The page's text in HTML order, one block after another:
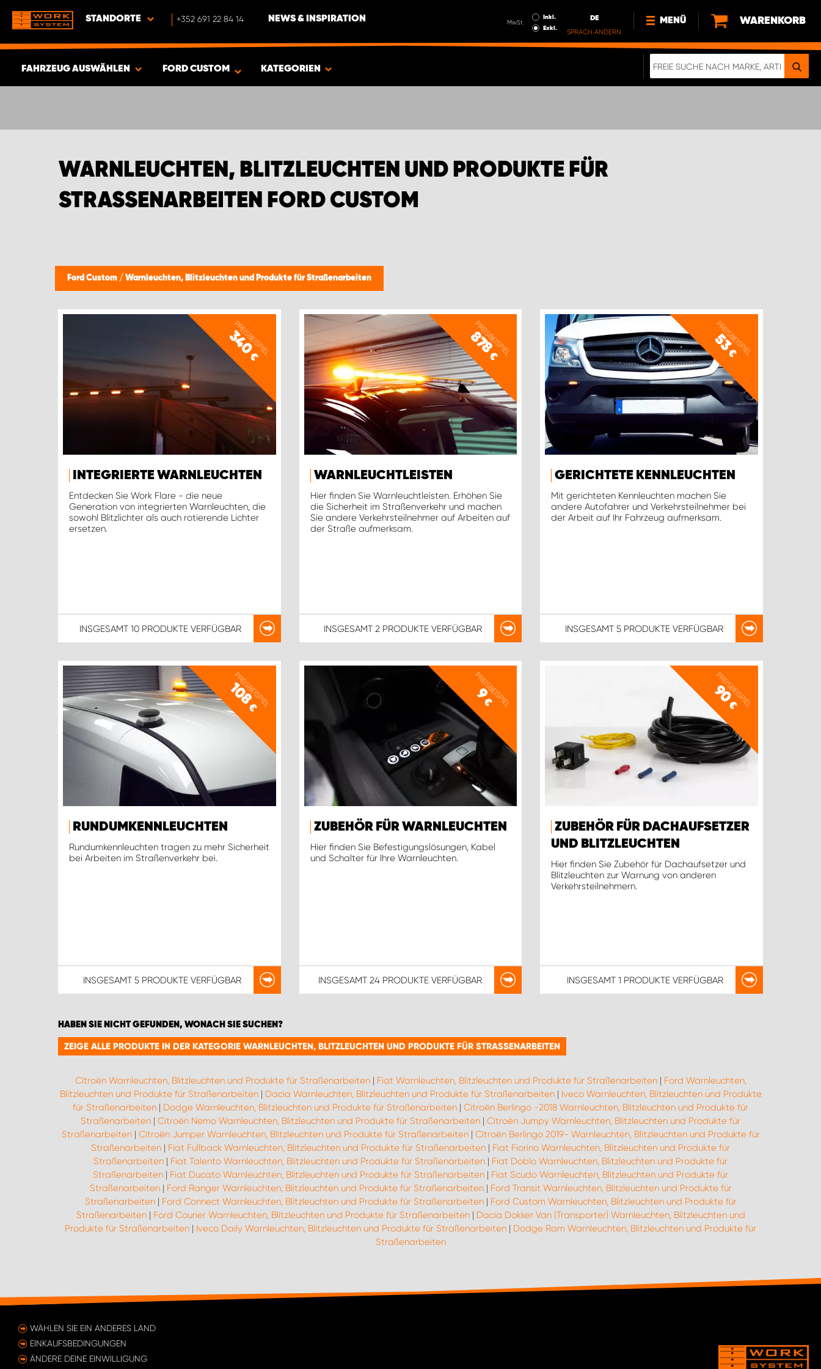
STANDORTE +352 691 22 84 14 NEWS & INSPIRATION MwSt.
Inkl.
Exkl.
DE
SPRACH ÄNDERN
MENÜ
NEWS
WARENKORB
FAHRZEUG AUSWÄHLEN
ARTIKEL
FORD CUSTOM KATEGORIEN
WARNLEUCHTEN, BLITZLEUCHTEN UND PRODUKTE FÜR
STRASSENARBEITEN FORD CUSTOM
Ford Custom / Warnleuchten, Blitzleuchten und Produkte für Straßenarbeiten
PREISBEISPIEL
340
€
INTEGRIERTE WARNLEUCHTEN
Entdecken Sie Work Flare - die neue
Generation von integrierten Warnleuchten, die
sowohl Blitzlichter als auch rotierende Lichter
ersetzen.
INSGESAMT 10 PRODUKTEVERFÜGBAR
PREISBEISPIEL
878
€
WARNLEUCHTLEISTEN
Hier finden Sie Warnleuchtleisten. Erhöhen Sie
die Sicherheit im Straßenverkehr und machen
Sie andere Verkehrsteilnehmer auf Arbeiten auf
der Straße aufmerksam.
INSGESAMT 2 PRODUKTE VERFÜGBAR
PREISBEISPIEL
53
€
GERICHTETE KENNLEUCHTEN
Mit gerichteten Kennleuchten machen Sie
andere Autofahrer und Verkehrsteilnehmer bei
der Arbeit auf Ihr Fahrzeug aufmerksam.
INSGESAMT 5 PRODUKTEVERFÜGBAR
PREISBEISPIEL
108
€
RUNDUMKENNLEUCHTEN
Rundumkennleuchten tragen zu mehr Sicherheit
bei Arbeiten im Straßenverkehr bei.
INSGESAMT 5 PRODUKTEVERFÜGBAR
PREISBEISPIEL
9
€
ZUBEHÖR FÜR WARNLEUCHTEN
Hier finden Sie Befestigungslösungen, Kabel
und Schalter für Ihre Warnleuchten.
INSGESAMT 24 PRODUKTE VERFÜGBAR
PREISBEISPIEL
90
€
ZUBEHÖR FÜR DACHAUFSETZER
UND BLITZLEUCHTEN
Hier finden Sie Zubehör für Dachaufsetzer und
Blitzleuchten zur Warnung von anderen
Verkehrsteilnehmern.
INSGESAMT 1 PRODUKTE VERFÜGBAR
HABEN SIE NICHT GEFUNDEN, WONACH SIE SUCHEN?
ZEIGE ALLE PRODUKTE IN DER KATEGORIE WARNLEUCHTEN, BLITZLEUCHTEN UND PRODUKTE FÜR STRASSENARBEITEN
Citroën Warnleuchten, Blitzleuchten und Produkte für Straßenarbeiten| Fiat Warnleuchten, Blitzleuchten und Produkte für Straßenarbeiten| Ford Warnleuchten,
Blitzleuchten und Produkte für Straßenarbeiten| Dacia Warnleuchten, Blitzleuchten und Produkte für Straßenarbeiten| Iveco Warnleuchten, Blitzleuchten und Produkte
für Straßenarbeiten | Dodge Warnleuchten, Blitzleuchten und Produkte für Straßenarbeiten | Citroën Berlingo -2018 Warnleuchten, Blitzleuchten und Produkte für
Straßenarbeiten | Citroën Nemo Warnleuchten, Blitzleuchten und Produkte für Straßenarbeiten | Citroën Jumpy Warnleuchten, Blitzleuchten und Produkte für
Straßenarbeiten| Citroën Jumper Warnleuchten, Blitzleuchten und Produkte für Straßenarbeiten| Citroën Berlingo 2019- Warnleuchten, Blitzleuchten und Produkte für
Straßenarbeiten | Fiat Fullback Warnleuchten, Blitzleuchten und Produkte für Straßenarbeiten | Fiat Fiorino Warnleuchten, Blitzleuchten und Produkte für
Straßenarbeiten | Fiat Talento Warnleuchten, Blitzleuchten und Produkte für Straßenarbeiten | Fiat Doblo Warnleuchten, Blitzleuchten und Produkte für
Straßenarbeiten | Fiat Ducato Warnleuchten, Blitzleuchten und Produkte für Straßenarbeiten | Fiat Scudo Warnleuchten, Blitzleuchten und Produkte für
Straßenarbeiten| Ford Ranger Warnleuchten, Blitzleuchten und Produkte für Straßenarbeiten| Ford Transit Warnleuchten, Blitzleuchten und Produkte für
Straßenarbeiten| Ford Connect Warnleuchten, Blitzleuchten und Produkte für Straßenarbeiten| Ford Custom Warnleuchten, Blitzleuchten und Produkte für
Straßenarbeiten| Ford Courier Warnleuchten, Blitzleuchten und Produkte für Straßenarbeiten| Dacia Dokker Van (Transporter) Warnleuchten, Blitzleuchten und
Produkte für Straßenarbeiten | Iveco Daily Warnleuchten, Blitzleuchten und Produkte für Straßenarbeiten | Dodge Ram Warnleuchten, Blitzleuchten und Produkte für
Straßenarbeiten
WÄHLEN SIE EIN ANDERES LAND
EINKAUFSBEDINGUNGEN
ÄNDERE DEINE EINWILLIGUNG